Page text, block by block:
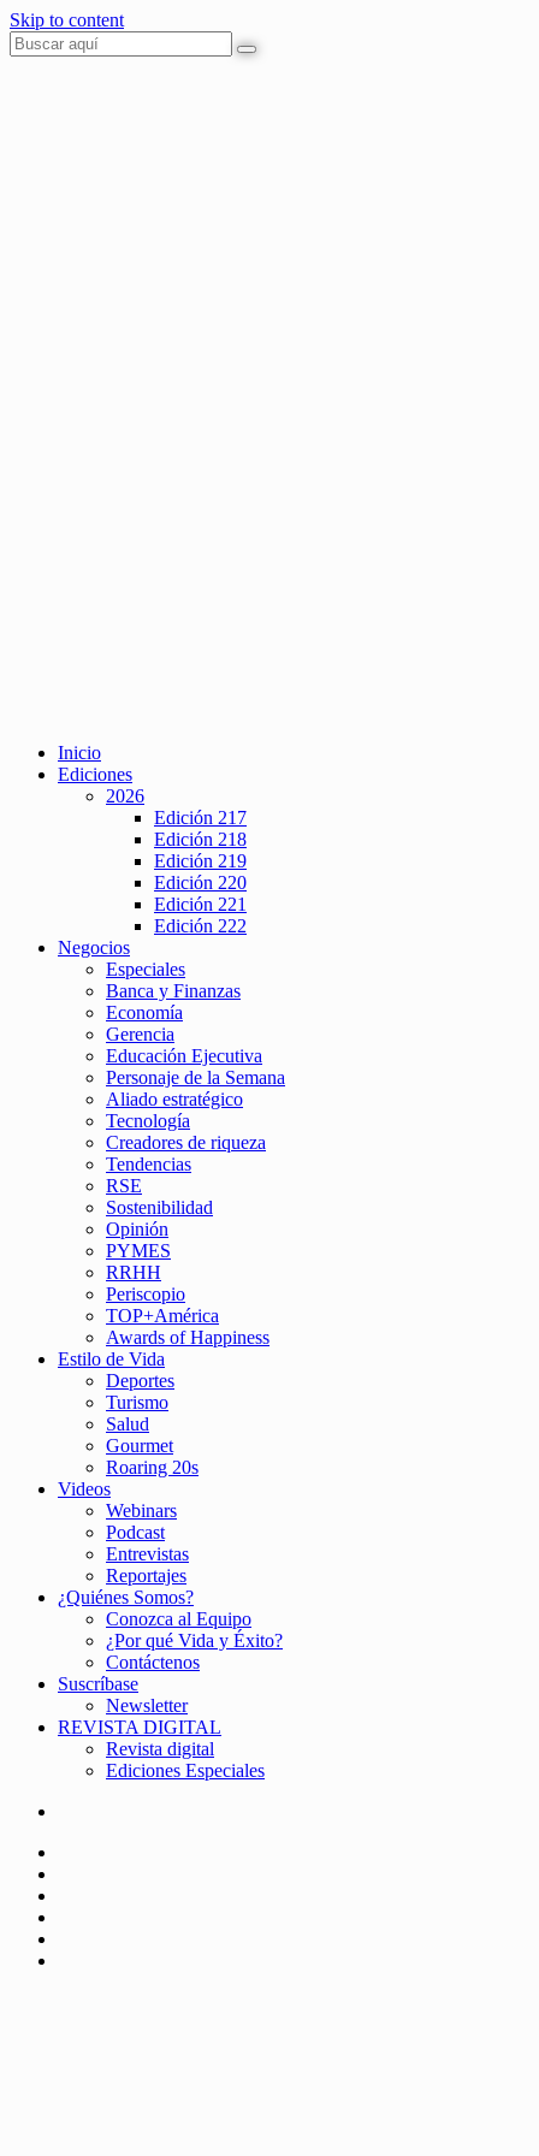
Skip to content
Inicio
Ediciones
2026
Edición 217
Edición 218
Edición 219
Edición 220
Edición 221
Edición 222
Negocios
Especiales
Banca y Finanzas
Economía
Gerencia
Educación Ejecutiva
Personaje de la Semana
Aliado estratégico
Tecnología
Creadores de riqueza
Tendencias
RSE
Sostenibilidad
Opinión
PYMES
RRHH
Periscopio
TOP+América
Awards of Happiness
Estilo de Vida
Deportes
Turismo
Salud
Gourmet
Roaring 20s
Videos
Webinars
Podcast
Entrevistas
Reportajes
¿Quiénes Somos?
Conozca al Equipo
¿Por qué Vida y Éxito?
Contáctenos
Suscríbase
Newsletter
REVISTA DIGITAL
Revista digital
Ediciones Especiales